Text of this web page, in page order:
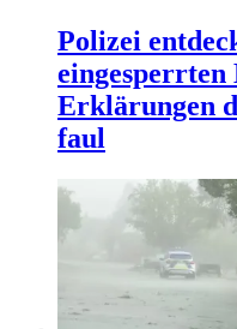
Polizei
eingesperrten
Erklärungen
faul